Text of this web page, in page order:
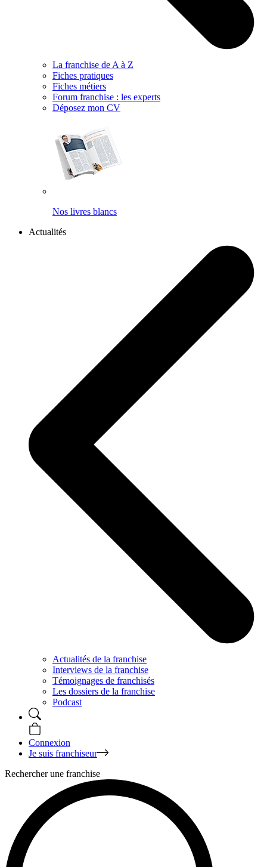
La franchise de A à Z
Fiches pratiques
Fiches métiers
Forum franchise : les experts
Déposez mon CV
Nos livres blancs
Actualités
Actualités de la franchise
Interviews de la franchise
Témoignages de franchisés
Les dossiers de la franchise
Podcast
Connexion
Je suis franchiseur
Rechercher une franchise